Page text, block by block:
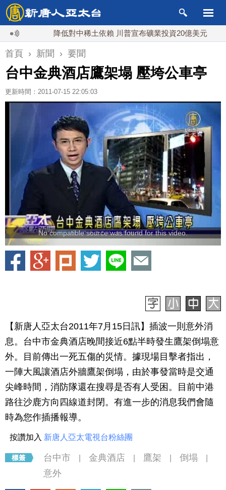
降低對中稀土依賴 川普宣布礦業投資20億美元
首頁 › 新聞 › 要聞
台中金典酒店鷹架塌 壓垮公車亭
更新時間：2011-07-15 22:05:03
No compatible source was found for this video.
【新唐人亞太台2011年7月15日訊】插波一則意外消
息。台中市金典酒店晚間接近6點半時發生鷹架倒塌意
外。目前傳出一死五傷的災情。據現場目擊者指出，
一陣大風讓酒店外牆鷹架倒塌，由於事發當時是交通
尖峰時間，消防隊還在搜尋是否有人受困。目前中港
路往沙鹿方向四線道封閉。有進一步的消息我們會隨
時為您作插播報導。
按讚加入 新唐人亞太電視台粉絲團
台中市 金典酒店 鷹架 倒塌
意外